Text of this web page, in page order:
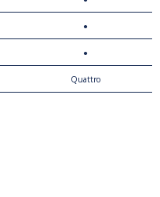
●
●
Quattro